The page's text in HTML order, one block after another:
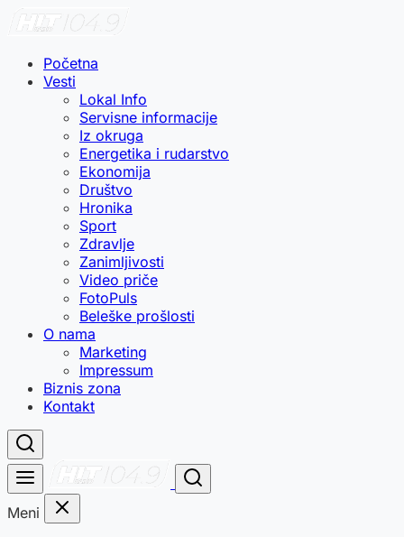
Početna
Vesti
Lokal Info
Servisne informacije
Iz okruga
Energetika i rudarstvo
Ekonomija
Društvo
Hronika
Sport
Zdravlje
Zanimljivosti
Video priče
FotoPuls
Beleške prošlosti
O nama
Marketing
Impressum
Biznis zona
Kontakt
Meni